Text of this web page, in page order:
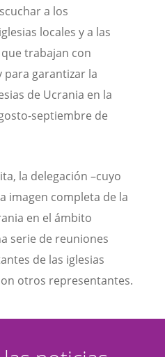
a los
locales y a las
trabajan con
para garantizar la
de Ucrania en la
septiembre de
la delegación ­–cuyo
imagen completa de la
en el ámbito
serie de reuniones
de las iglesias
otros representantes.